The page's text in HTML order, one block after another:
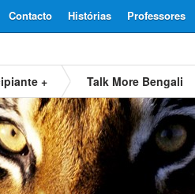
Professores
Histórias
Contacto
+ Talk More Bengali